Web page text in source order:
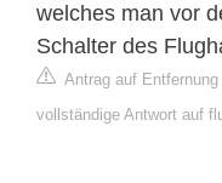
welches man vor
Schalter des
Antrag auf
vollständige Antwort auf